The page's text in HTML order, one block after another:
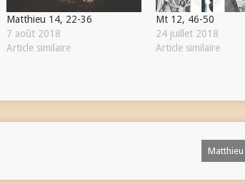
Matthieu 14, 22-36
7 août 2018
Article similaire
Mt 12, 46-50
24 juillet 2018
Article similaire
Matthieu